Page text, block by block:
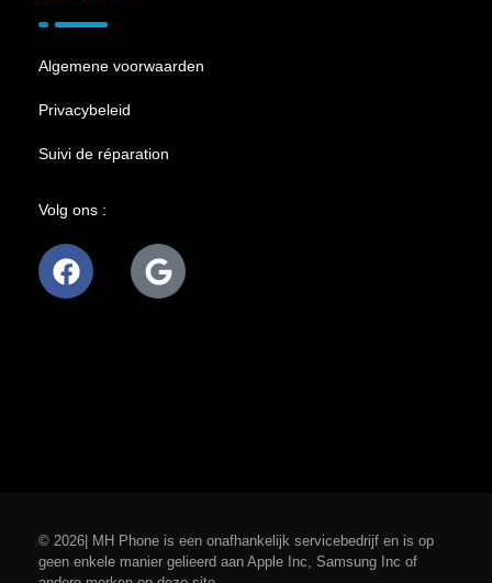
Algemene voorwaarden
Privacybeleid
Suivi de réparation
Volg ons :
© 2026| MH Phone is een onafhankelijk servicebedrijf en is op
geen enkele manier gelieerd aan Apple Inc, Samsung Inc of